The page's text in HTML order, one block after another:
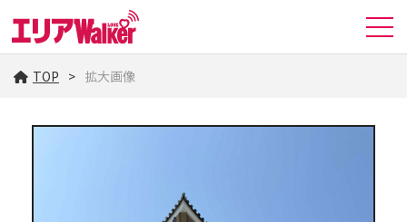
TOP 拡大画像